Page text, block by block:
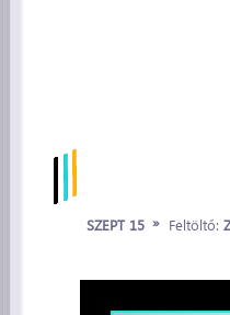
SZEPT 15 » Feltöltő: